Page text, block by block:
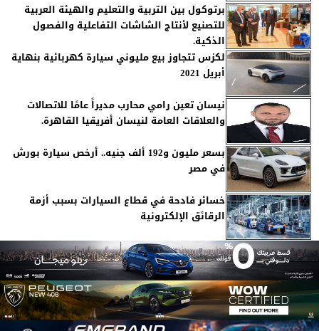
برتوكول بين التربية والتعليم والهيئة العربية
للتصنيع لأنتاج الشاشات التفاعلية والفصول
الذكية.
لكزس تتجاوز بيع مليوني سيارة كهربائية بنهاية
أبريل 2021
نيسان تعين رامي محارب مديراً عامًا للاتصالات
والعلاقات العامة لنيسان أفريقيا القاهرة.
بسعر مليون و192 ألف جنيه.. أرخص سيارة بورش
في مصر
خسائر فادحة في قطاع السيارات بسبب أزمة
الرقائق الإلكترونية